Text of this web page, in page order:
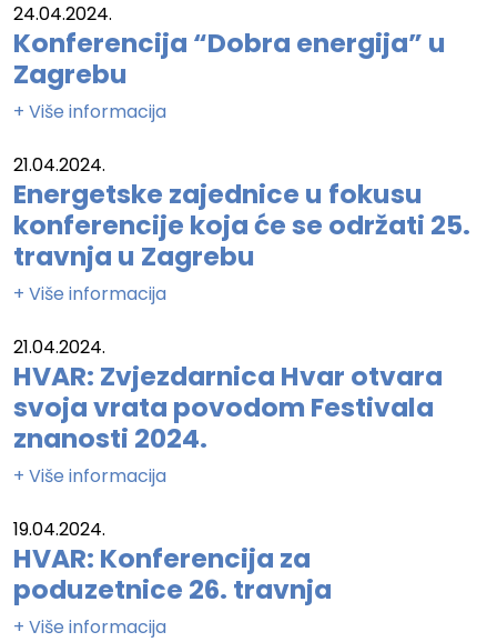
24.04.2024.
Konferencija “Dobra energija” u
Zagrebu
+ Više informacija
21.04.2024.
Energetske zajednice u fokusu
konferencije koja će se održati 25.
travnja u Zagrebu
+ Više informacija
21.04.2024.
HVAR: Zvjezdarnica Hvar otvara
svoja vrata povodom Festivala
znanosti 2024.
+ Više informacija
19.04.2024.
HVAR: Konferencija za
poduzetnice 26. travnja
+ Više informacija